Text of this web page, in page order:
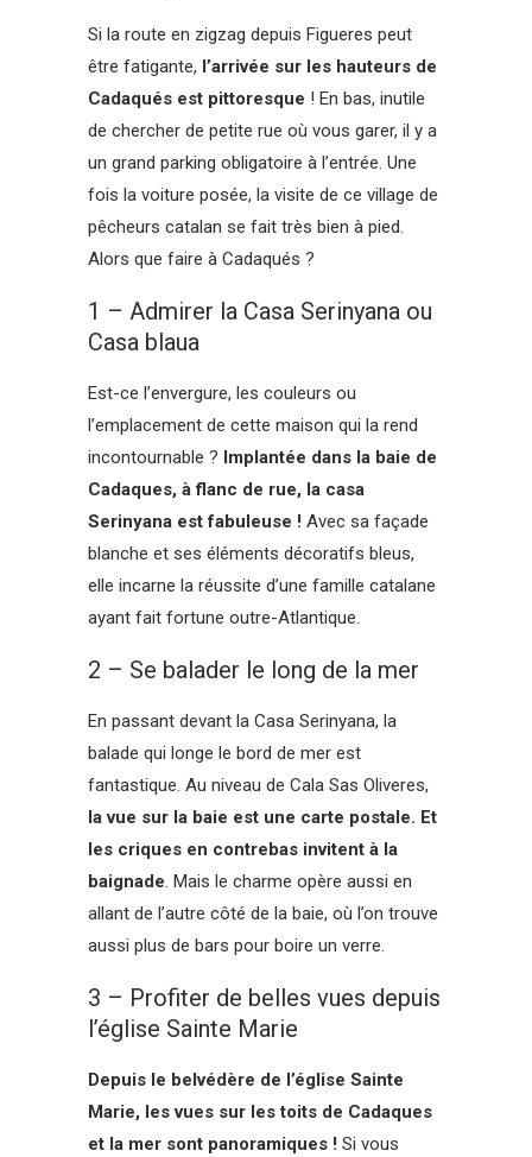
Si la route en zigzag depuis Figueres peut
être fatigante, l’arrivée sur les hauteurs de
Cadaqués est pittoresque ! En bas, inutile
de chercher de petite rue où vous garer, il y a
un grand parking obligatoire à l’entrée. Une
fois la voiture posée, la visite de ce village de
pêcheurs catalan se fait très bien à pied.
Alors que faire à Cadaqués ?
1 – Admirer la Casa Serinyana ou
Casa blaua
Est-ce l’envergure, les couleurs ou
l’emplacement de cette maison qui la rend
incontournable ? Implantée dans la baie de
Cadaques, à flanc de rue, la casa
Serinyana est fabuleuse ! Avec sa façade
blanche et ses éléments décoratifs bleus,
elle incarne la réussite d’une famille catalane
ayant fait fortune outre-Atlantique.
2 – Se balader le long de la mer
En passant devant la Casa Serinyana, la
balade qui longe le bord de mer est
fantastique. Au niveau de Cala Sas Oliveres,
la vue sur la baie est une carte postale. Et
les criques en contrebas invitent à la
baignade. Mais le charme opère aussi en
allant de l’autre côté de la baie, où l’on trouve
aussi plus de bars pour boire un verre.
3 – Profiter de belles vues depuis
l’église Sainte Marie
Depuis le belvédère de l’église Sainte
Marie, les vues sur les toits de Cadaques
et la mer sont panoramiques ! Si vous